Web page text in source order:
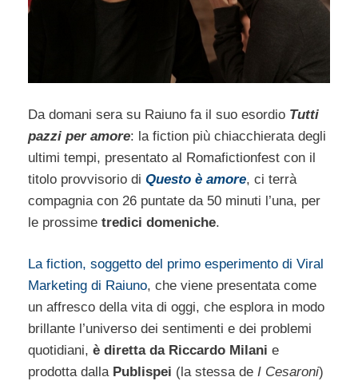
Da domani sera su Raiuno fa il suo esordio Tutti
pazzi per amore: la fiction più chiacchierata degli
ultimi tempi, presentato al Romafictionfest con il
titolo provvisorio di Questo è amore, ci terrà
compagnia con 26 puntate da 50 minuti l’una, per
le prossime tredici domeniche.
La fiction, soggetto del primo esperimento di Viral
Marketing di Raiuno, che viene presentata come
un affresco della vita di oggi, che esplora in modo
brillante l’universo dei sentimenti e dei problemi
quotidiani, è diretta da Riccardo Milani e
prodotta dalla Publispei (la stessa de I Cesaroni)